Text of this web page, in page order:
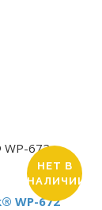
НЕТ В
НАЛИЧИИ
WP-672